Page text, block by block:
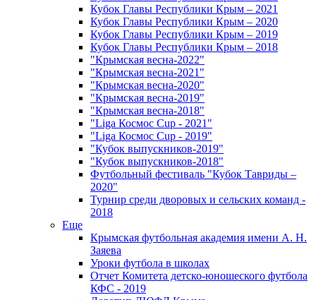
Кубок Главы Республики Крым – 2021
Кубок Главы Республики Крым – 2020
Кубок Главы Республики Крым – 2019
Кубок Главы Республики Крым – 2018
"Крымская весна-2022"
"Крымская весна-2021"
"Крымская весна-2020"
"Крымская весна-2019"
"Крымская весна-2018"
"Liga Космос Cup - 2021"
"Liga Космос Cup - 2019"
"Кубок выпускников-2019"
"Кубок выпускников-2018"
Футбольный фестиваль "Кубок Тавриды –
2020"
Турнир среди дворовых и сельских команд -
2018
Еще
Крымская футбольная академия имени А. Н.
Заяева
Уроки футбола в школах
Отчет Комитета детско-юношеского футбола
КФС - 2019